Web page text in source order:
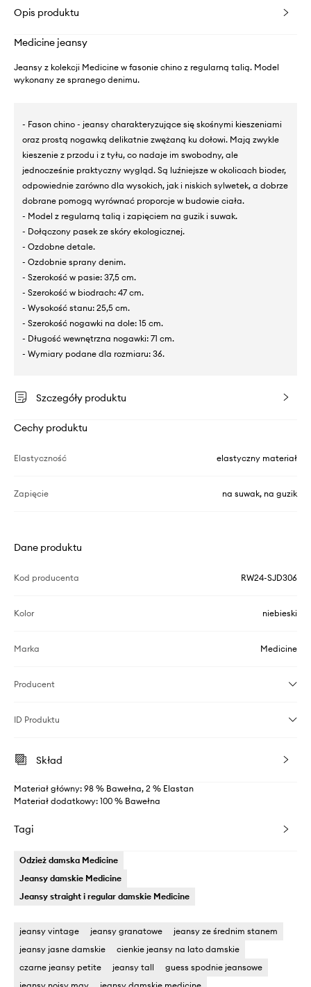
Opis produktu
Medicine jeansy
Jeansy z kolekcji Medicine w fasonie chino z regularną talią. Model
wykonany ze spranego denimu.
- Fason chino - jeansy charakteryzujące się skośnymi kieszeniami
oraz prostą nogawką delikatnie zwężaną ku dołowi. Mają zwykle
kieszenie z przodu i z tyłu, co nadaje im swobodny, ale
jednocześnie praktyczny wygląd. Są luźniejsze w okolicach bioder,
odpowiednie zarówno dla wysokich, jak i niskich sylwetek, a dobrze
dobrane pomogą wyrównać proporcje w budowie ciała.
- Model z regularną talią i zapięciem na guzik i suwak.
- Dołączony pasek ze skóry ekologicznej.
- Ozdobne detale.
- Ozdobnie sprany denim.
- Szerokość w pasie: 37,5 cm.
- Szerokość w biodrach: 47 cm.
- Wysokość stanu: 25,5 cm.
- Szerokość nogawki na dole: 15 cm.
- Długość wewnętrzna nogawki: 71 cm.
- Wymiary podane dla rozmiaru: 36.
Szczegóły produktu
Cechy produktu
Elastyczność elastyczny materiał
Zapięcie na suwak, na guzik
Dane produktu
Kod producenta RW24-SJD306
Kolor niebieski
Marka Medicine
Producent
ID Produktu
Skład
Materiał główny: 98 % Bawełna, 2 % Elastan
Materiał dodatkowy: 100 % Bawełna
Tagi
Odzież damska Medicine
Jeansy damskie Medicine
Jeansy straight i regular damskie Medicine
jeansy vintage jeansy granatowe
jeansy ze średnim stanem
jeansy jasne damskie
cienkie jeansy na lato damskie
czarne jeansy petite
jeansy tall
guess spodnie jeansowe